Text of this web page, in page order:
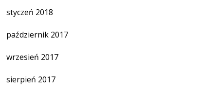
styczeń 2018
październik 2017
wrzesień 2017
sierpień 2017